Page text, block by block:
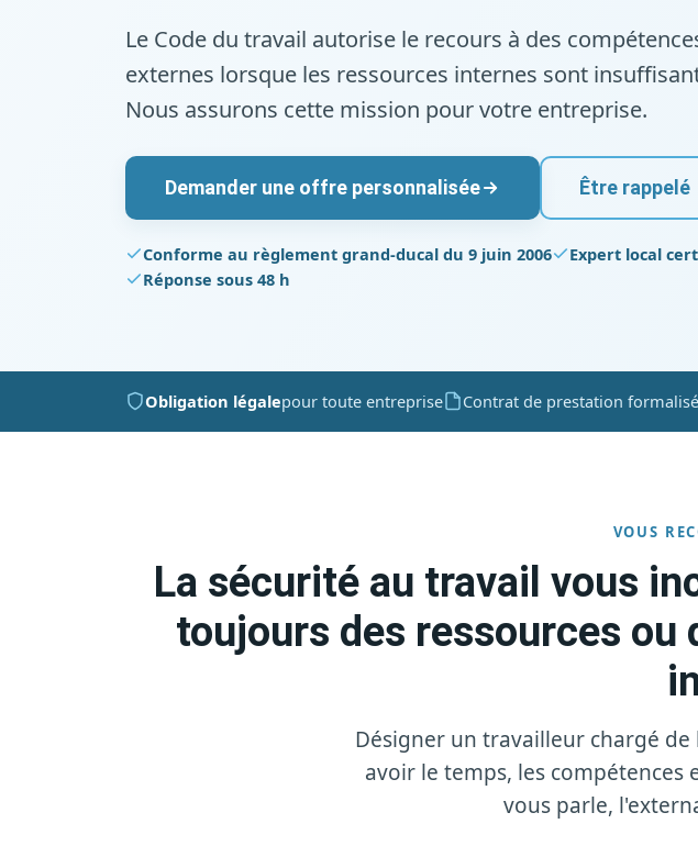
Le Code du travail autorise le recours à des
externes lorsque les ressources internes sont
Nous assurons cette mission pour votre entreprise.
Demander une offre personnalisée Être rappelé
Conforme au règlement grand-ducal du 9 juin 2006
Expert local
Réponse sous 48 h
Obligation légalepour toute entreprise Contrat de prestation formalisé
VOUS
La sécurité au travail vous
toujours des ressources ou
Désigner un travailleur chargé
avoir le temps, les compétences
vous parle,